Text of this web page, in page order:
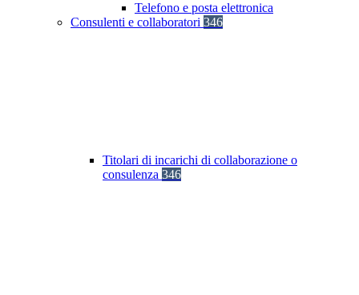
Telefono e posta elettronica
Consulenti e collaboratori 346
Titolari di incarichi di collaborazione o
consulenza 346